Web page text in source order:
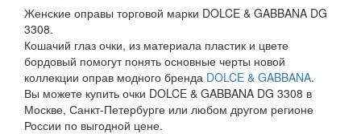
Женские оправы торговой марки DOLCE & GABBANA DG
3308.
Кошачий глаз очки, из материала пластик и цвете
бордовый помогут понять основные черты новой
коллекции оправ модного бренда DOLCE & GABBANA.
Вы можете купить очки DOLCE & GABBANA DG 3308 в
Москве, Санкт-Петербурге или любом другом регионе
России по выгодной цене.